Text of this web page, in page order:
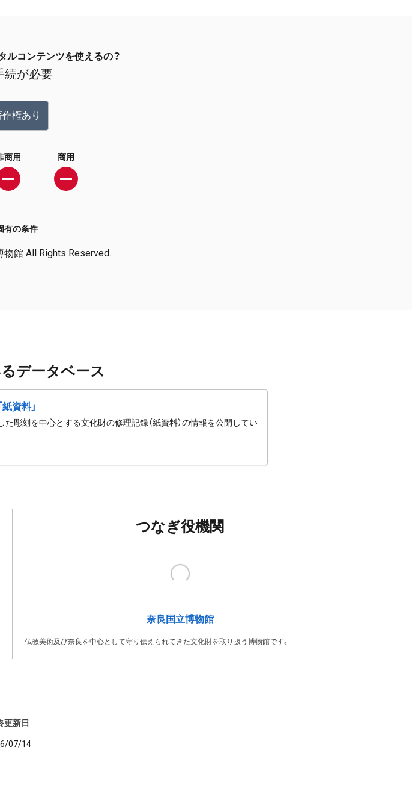
ルコンテンツを使えるの？
続が必要
作権あり
商用 商用
有の条件
館 All Rights Reserved.
データベース
資料」
彫刻を中心とする文化財の修理記録（紙資料）の情報を公開してい
つなぎ役機関
奈良国立博物館
仏教美術及び奈良を中心として守り伝えられてきた文化財を取り扱う博物館です。
更新日
07/14